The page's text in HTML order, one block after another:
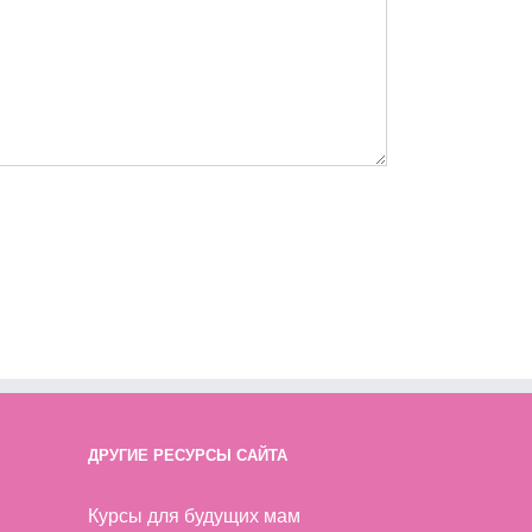
ДРУГИЕ РЕСУРСЫ САЙТА
Курсы для будущих мам